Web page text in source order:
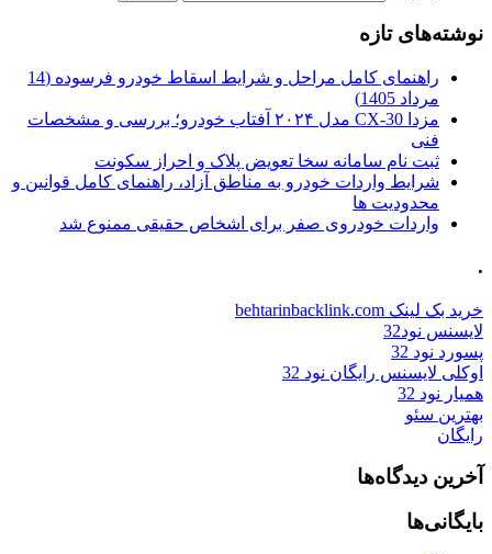
نوشته‌های تازه
راهنمای کامل مراحل و شرایط اسقاط خودرو فرسوده (14
مرداد 1405)
مزدا CX-30 مدل ۲۰۲۴ آفتاب خودرو؛ بررسی و مشخصات
فنی
ثبت نام سامانه سخا تعویض پلاک و احراز سکونت
شرایط واردات خودرو به مناطق آزاد، راهنمای کامل قوانین و
محدودیت ها
واردات خودروی صفر برای اشخاص حقیقی ممنوع شد
.
خرید بک لینک behtarinbacklink.com
لایسنس نود32
پسورد نود 32
اوکلی لایسنس رایگان نود 32
همیار نود 32
بهترین سئو
رایگان
آخرین دیدگاه‌ها
بایگانی‌ها